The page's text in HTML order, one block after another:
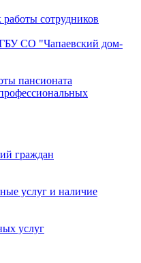
сотрудников
СО "Чапаевский дом-
пансионата
граждан
услуг и наличие
услуг